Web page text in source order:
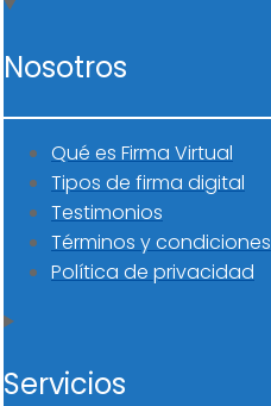
Nosotros
Qué es Firma Virtual
Tipos de firma digital
Testimonios
Términos y condiciones
Política de privacidad
Servicios